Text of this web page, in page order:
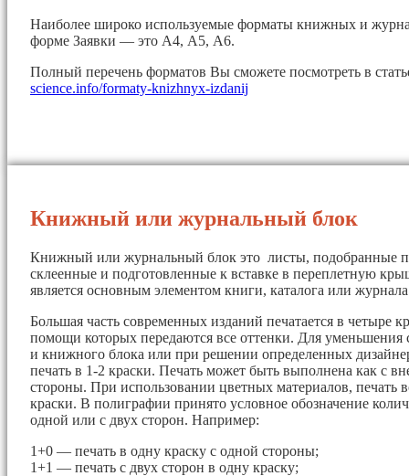
Наиболее широко используемые форматы книжных и
форме Заявки — это А4, А5, А6.
Полный перечень форматов Вы сможете посмотреть в
science.info/formaty-knizhnyx-izdanij
Книжный или журнальный блок
Книжный или журнальный блок это листы, подобранные
склеенные и подготовленные к вставке в переплетную
является основным элементом книги, каталога или
Большая часть современных изданий печатается в четыре
помощи которых передаются все оттенки. Для уменьшения
и книжного блока или при решении определенных
печать в 1-2 краски. Печать может быть выполнена как с
стороны. При использовании цветных материалов, печать
краски. В полиграфии принято условное обозначение
одной или с двух сторон. Например:
1+0 — печать в одну краску с одной стороны;
1+1 — печать с двух сторон в одну краску;